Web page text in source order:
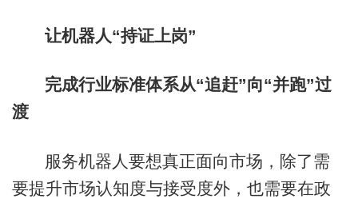
让机器人“持证上岗”
完成行业标准体系从“追赶”向“并跑”过
渡
服务机器人要想真正面向市场，除了需
要提升市场认知度与接受度外，也需要在政